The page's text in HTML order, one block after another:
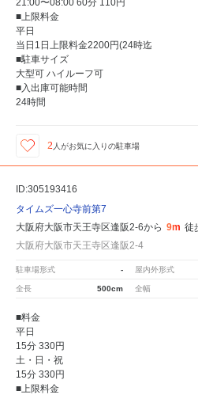
■上限料金
平日
当日1日上限料金2200円(24時迄
■駐車サイズ
大型可 ハイルーフ可
■入出庫可能時間
24時間
2 人がお気に入りの駐車場
ID:305193416
タイムズ一心寺前第7
大阪府大阪市天王寺区逢阪2-6から 9m 徒
大阪府大阪市天王寺区逢阪2-4
駐車場形式 - 屋内外形式
全長 500cm 全幅
■料金
平日
15分 330円
土・日・祝
15分 330円
■上限料金